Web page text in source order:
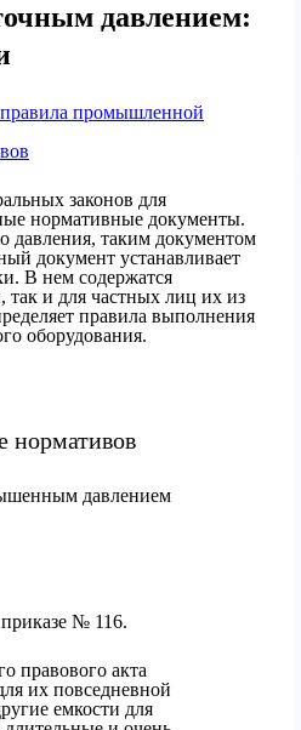
давлением:
промышленной
законов для
нормативные документы.
давления, таким документом
документ устанавливает
В нем содержатся
и для частных лиц их из
правила выполнения
оборудования.
нормативов
давлением
№ 116.
правового акта
их повседневной
емкости для